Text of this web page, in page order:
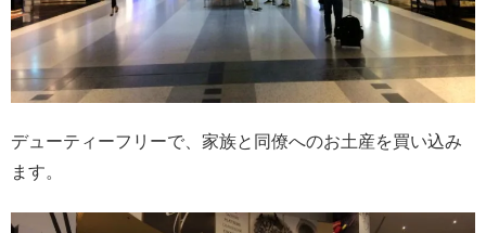
デューティーフリーで、家族と同僚へのお土産を買い込み
ます。